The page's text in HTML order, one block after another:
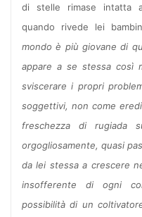
di stelle rimase intatta
quando rivede lei
mondo è più giovane di
appare a se stessa così
sviscerare i propri
soggettivi, non come
freschezza di rugiada
orgogliosamente, quasi
da lei stessa a crescere
insofferente di ogni
possibilità di un